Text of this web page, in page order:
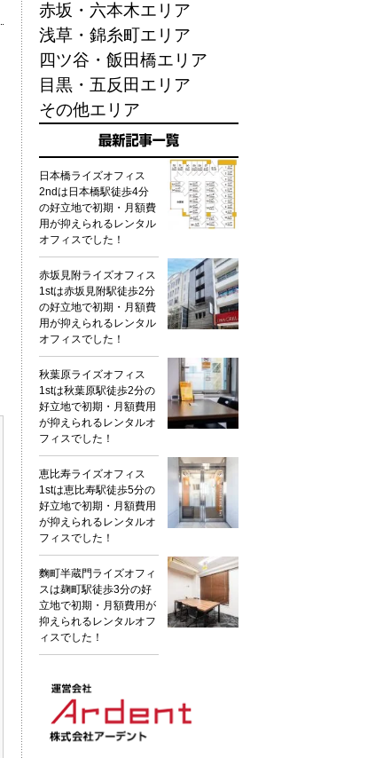
赤坂・六本木エリア
浅草・錦糸町エリア
四ツ谷・飯田橋エリア
目黒・五反田エリア
その他エリア
日本橋ライズオフィス
2ndは日本橋駅徒歩4分
の好立地で初期・月額費
用が抑えられるレンタル
オフィスでした！
赤坂見附ライズオフィス
1stは赤坂見附駅徒歩2分
の好立地で初期・月額費
用が抑えられるレンタル
オフィスでした！
秋葉原ライズオフィス
1stは秋葉原駅徒歩2分の
好立地で初期・月額費用
が抑えられるレンタルオ
フィスでした！
恵比寿ライズオフィス
1stは恵比寿駅徒歩5分の
好立地で初期・月額費用
が抑えられるレンタルオ
フィスでした！
麴町半蔵門ライズオフィ
スは麹町駅徒歩3分の好
立地で初期・月額費用が
抑えられるレンタルオフ
ィスでした！